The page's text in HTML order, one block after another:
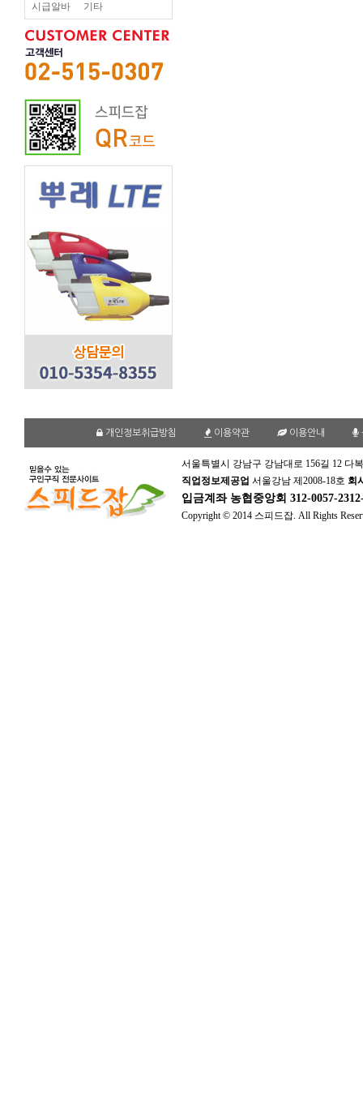
시급알바 기타
개인정보취급방침 이용약관 이용안내
서울특별시 강남구 강남대로 156길 12 다
직업정보제공업 서울강남 제2008-18호 회
입금계좌 농협중앙회 312-0057-
Copyright © 2014 스피드잡. All Rights